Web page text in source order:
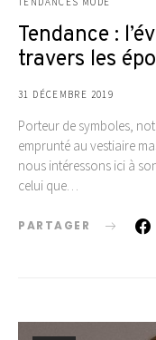
Tendance :
travers les
31 DÉCEMBRE 2019
Porteur de symboles,
emprunté au vestiaire
nous intéressons ici à
celui que…
PARTAGER